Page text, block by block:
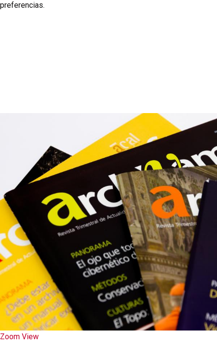
preferencias.
Zoom View